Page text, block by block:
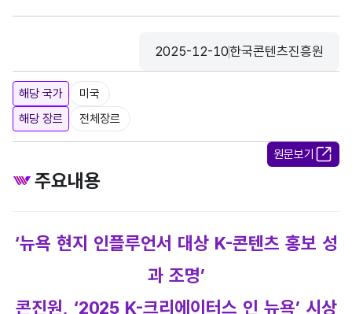
등록일
2025-12-10
수집기관
한국콘텐츠진흥원
해당 국가
미국
해당 장르
전체장르
원문보기
주요내용
‘뉴욕 현지 인플루언서 대상 K-콘텐츠 홍보 성
과 조명’
콘진원, ‘2025 K-크리에이터스 인 뉴욕’ 시상